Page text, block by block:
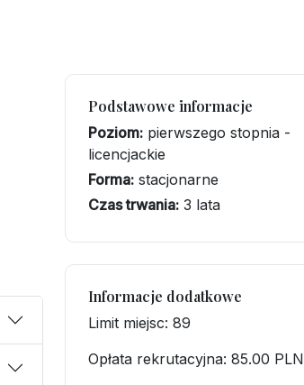
Podstawowe informacje
Poziom: pierwszego stopnia -
licencjackie
Forma: stacjonarne
Czas trwania: 3 lata
Informacje dodatkowe
Limit miejsc: 89
Opłata rekrutacyjna: 85.00 PLN